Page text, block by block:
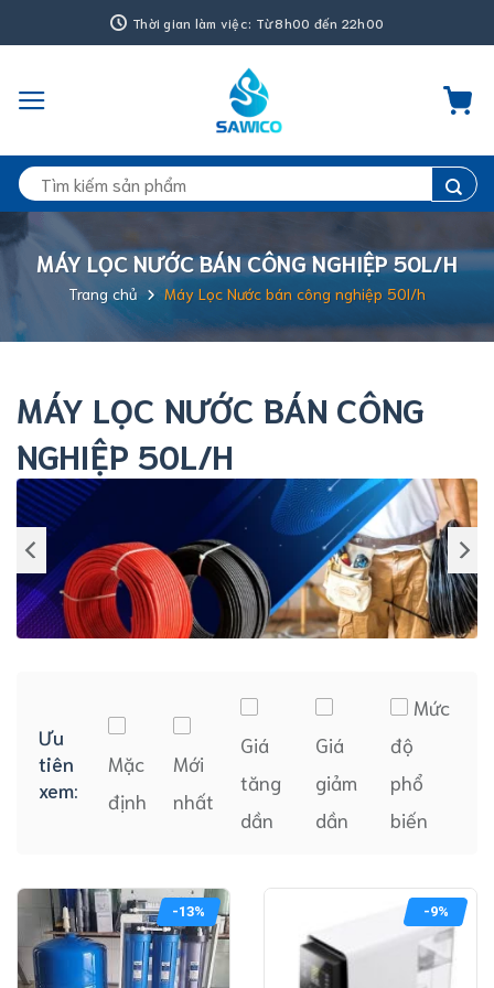
qua
dung
Thời gian làm việc: Từ 8h00 đến 22h00
Tìm
kiếm:
MÁY LỌC NƯỚC BÁN CÔNG NGHIỆP 50L/H
Trang chủ Máy Lọc Nước bán công nghiệp 50l/h
MÁY LỌC NƯỚC BÁN CÔNG
NGHIỆP 50L/H
Ưu
tiên
xem:
Mặc
định
Mới
nhất
Giá
tăng
dần
Giá
giảm
dần
Mức
độ
phổ
biến
-13% -9%